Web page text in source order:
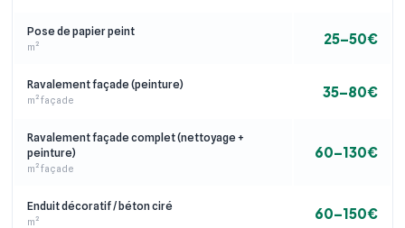
Pose de papier peint
m² 25–50€
Ravalement façade (peinture)
m² façade 35–80€
Ravalement façade complet (nettoyage +
peinture)
m² façade
60–130€
Enduit décoratif / béton ciré
m² 60–150€